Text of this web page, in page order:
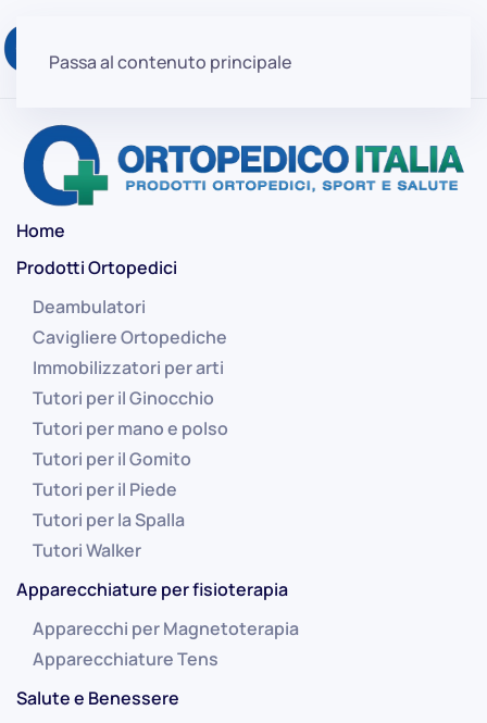
Passa al contenuto principale
Home
Prodotti Ortopedici
Deambulatori
Cavigliere Ortopediche
Immobilizzatori per arti
Tutori per il Ginocchio
Tutori per mano e polso
Tutori per il Gomito
Tutori per il Piede
Tutori per la Spalla
Tutori Walker
Apparecchiature per fisioterapia
Apparecchi per Magnetoterapia
Apparecchiature Tens
Salute e Benessere